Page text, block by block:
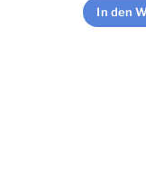
In den